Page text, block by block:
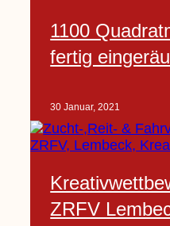
1100
fertig
30 Januar, 2021
ZRFV